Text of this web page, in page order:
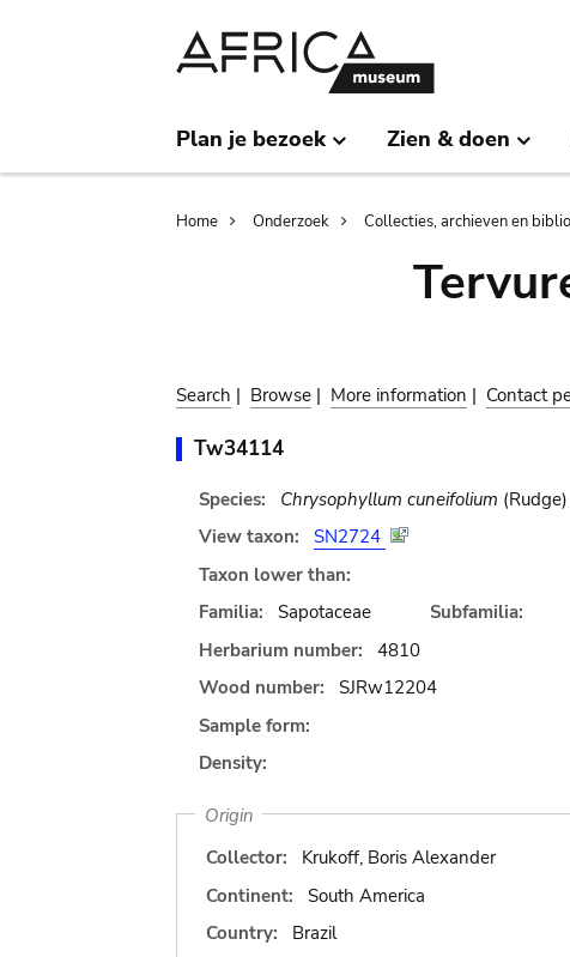
Plan je bezoek Zien & doen
Breadcrumb
Home Onderzoek Collecties, archieven en
Search | Browse | More information | Contact
Tw34114
Species: Chrysophyllum cuneifolium
View taxon:
SN2724
Taxon lower than:
Familia:
Sapotaceae
Subfamilia:
Herbarium number:
4810
Wood number:
SJRw12204
Sample form:
Density:
Origin
Collector:
Krukoff, Boris Alexander
Continent:
South America
Country:
Brazil